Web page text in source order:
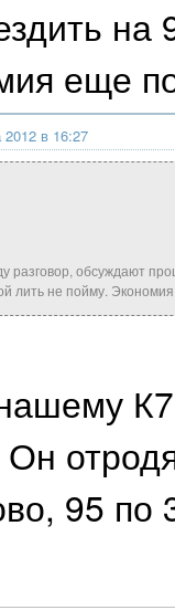
еще
2012 в 16:27
разговор, обсуждают
лить не пойму.
95 по